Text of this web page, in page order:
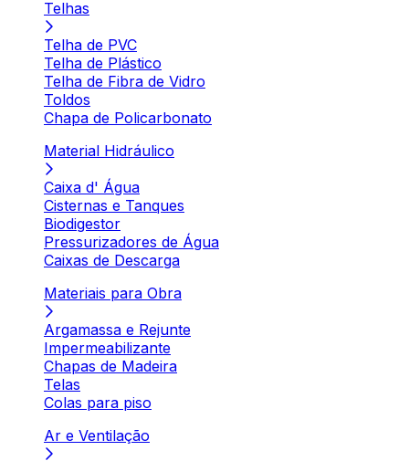
Telhas
Telha de PVC
Telha de Plástico
Telha de Fibra de Vidro
Toldos
Chapa de Policarbonato
Material Hidráulico
Caixa d' Água
Cisternas e Tanques
Biodigestor
Pressurizadores de Água
Caixas de Descarga
Materiais para Obra
Argamassa e Rejunte
Impermeabilizante
Chapas de Madeira
Telas
Colas para piso
Ar e Ventilação